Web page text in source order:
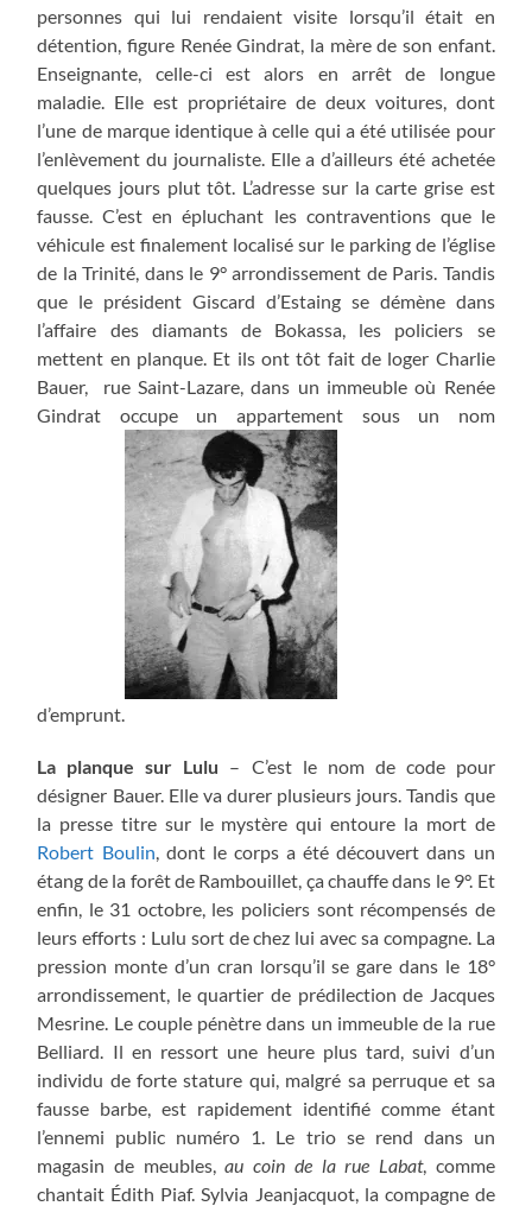
personnes qui lui rendaient visite lorsqu’il était en
détention, figure Renée Gindrat, la mère de son enfant.
Enseignante, celle-ci est alors en arrêt de longue
maladie. Elle est propriétaire de deux voitures, dont
l’une de marque identique à celle qui a été utilisée pour
l’enlèvement du journaliste. Elle a d’ailleurs été achetée
quelques jours plut tôt. L’adresse sur la carte grise est
fausse. C’est en épluchant les contraventions que le
véhicule est finalement localisé sur le parking de l’église
de la Trinité, dans le 9° arrondissement de Paris. Tandis
que le président Giscard d’Estaing se démène dans
l’affaire des diamants de Bokassa, les policiers se
mettent en planque. Et ils ont tôt fait de loger Charlie
Bauer, rue Saint-Lazare, dans un immeuble où Renée
Gindrat occupe un appartement sous un nom
d’emprunt.
La planque sur Lulu – C’est le nom de code pour
désigner Bauer. Elle va durer plusieurs jours. Tandis que
la presse titre sur le mystère qui entoure la mort de
Robert Boulin, dont le corps a été découvert dans un
étang de la forêt de Rambouillet, ça chauffe dans le 9°. Et
enfin, le 31 octobre, les policiers sont récompensés de
leurs efforts : Lulu sort de chez lui avec sa compagne. La
pression monte d’un cran lorsqu’il se gare dans le 18°
arrondissement, le quartier de prédilection de Jacques
Mesrine. Le couple pénètre dans un immeuble de la rue
Belliard. Il en ressort une heure plus tard, suivi d’un
individu de forte stature qui, malgré sa perruque et sa
fausse barbe, est rapidement identifié comme étant
l’ennemi public numéro 1. Le trio se rend dans un
magasin de meubles,au coin de la rue Labat, comme
chantait Édith Piaf. Sylvia Jeanjacquot, la compagne de